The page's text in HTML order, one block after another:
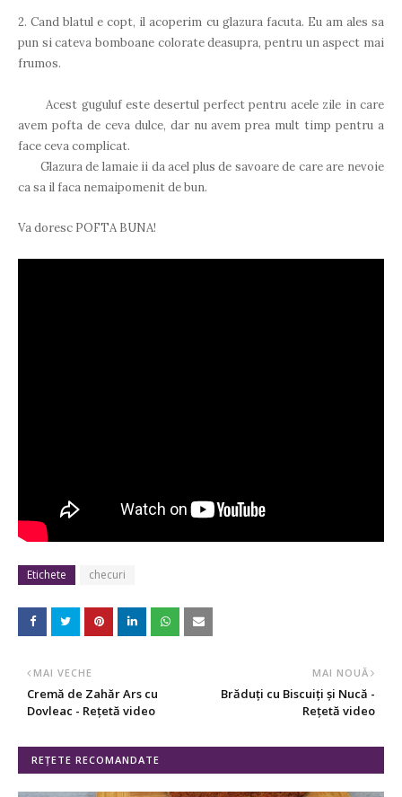
2. Cand blatul e copt, il acoperim cu glazura facuta. Eu am ales sa
pun si cateva bomboane colorate deasupra, pentru un aspect mai
frumos.
Acest guguluf este desertul perfect pentru acele zile in care
avem pofta de ceva dulce, dar nu avem prea mult timp pentru a
face ceva complicat.
Glazura de lamaie ii da acel plus de savoare de care are nevoie
ca sa il faca nemaipomenit de bun.
Va doresc POFTA BUNA!
Etichete checuri
MAI NOUĂ
Brăduți cu Biscuiți și Nucă -
Rețetă video
MAI VECHE
Cremă de Zahăr Ars cu
Dovleac - Rețetă video
REȚETE RECOMANDATE